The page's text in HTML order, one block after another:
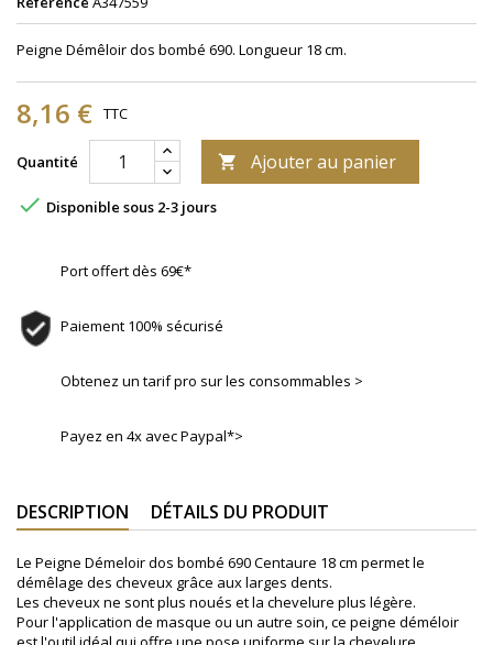
Peigne Démêloir dos bombé 690. Longueur 18 cm.
8,16 € TTC
Quantité  Ajouter au panier
 Disponible sous 2-3 jours
Port offert dès 69€*
Paiement 100% sécurisé
Obtenez un tarif pro sur les consommables >
Payez en 4x avec Paypal*>
DESCRIPTION DÉTAILS DU PRODUIT
Le Peigne Démeloir dos bombé 690 Centaure 18 cm permet le
démêlage des cheveux grâce aux larges dents.
Les cheveux ne sont plus noués et la chevelure plus légère.
Pour l'application de masque ou un autre soin, ce peigne déméloir